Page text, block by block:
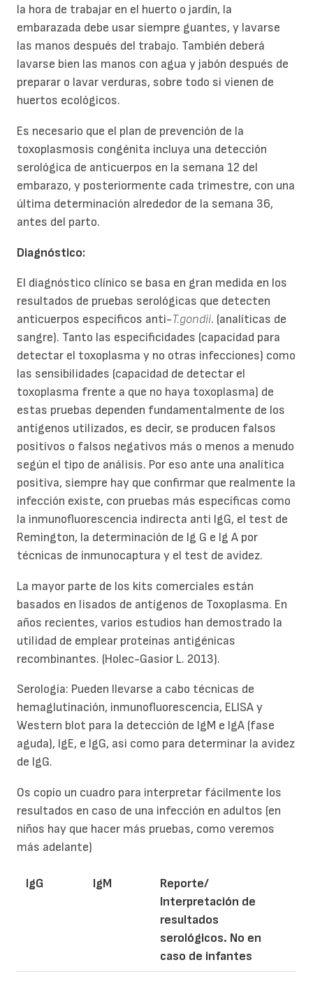
la hora de trabajar en el huerto o jardín, la
embarazada debe usar siempre guantes, y lavarse
las manos después del trabajo. También deberá
lavarse bien las manos con agua y jabón después de
preparar o lavar verduras, sobre todo si vienen de
huertos ecológicos.
Es necesario que el plan de prevención de la
toxoplasmosis congénita incluya una detección
serológica de anticuerpos en la semana 12 del
embarazo, y posteriormente cada trimestre, con una
última determinación alrededor de la semana 36,
antes del parto.
Diagnóstico:
El diagnóstico clínico se basa en gran medida en los
resultados de pruebas serológicas que detecten
anticuerpos específicos anti-T.gondii. (analíticas de
sangre). Tanto las especificidades (capacidad para
detectar el toxoplasma y no otras infecciones) como
las sensibilidades (capacidad de detectar el
toxoplasma frente a que no haya toxoplasma) de
estas pruebas dependen fundamentalmente de los
antígenos utilizados, es decir, se producen falsos
positivos o falsos negativos más o menos a menudo
según el tipo de análisis. Por eso ante una analítica
positiva, siempre hay que confirmar que realmente la
infección existe, con pruebas más específicas como
la inmunofluorescencia indirecta anti IgG, el test de
Remington, la determinación de Ig G e Ig A por
técnicas de inmunocaptura y el test de avidez.
La mayor parte de los kits comerciales están
basados en lisados de antígenos de Toxoplasma. En
años recientes, varios estudios han demostrado la
utilidad de emplear proteínas antigénicas
recombinantes. (Holec-Gasior L. 2013).
Serología: Pueden llevarse a cabo técnicas de
hemaglutinación, inmunofluorescencia, ELISA y
Western blot para la detección de IgM e IgA (fase
aguda), IgE, e IgG, asi como para determinar la avidez
de IgG.
Os copio un cuadro para interpretar fácilmente los
resultados en caso de una infección en adultos (en
niños hay que hacer más pruebas, como veremos
más adelante)
IgG IgM
Reporte/
Interpretación de
resultados
serológicos. No en
caso de infantes